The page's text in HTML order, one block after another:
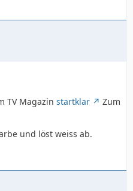
TV Magazin startklar
Zum
und löst weiss ab.